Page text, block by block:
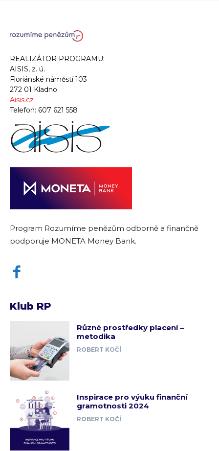
REALIZÁTOR PROGRAMU:
AISIS, z. ú.
Floriánské náměstí 103
272 01 Kladno
Aisis.cz
Telefon: 607 621 558
Program Rozumíme penězům odborně a finančně
podporuje MONETA Money Bank.
Klub RP
Různé prostředky placení –
metodika
ROBERT KOČÍ
Inspirace pro výuku finanční
gramotnosti 2024
ROBERT KOČÍ